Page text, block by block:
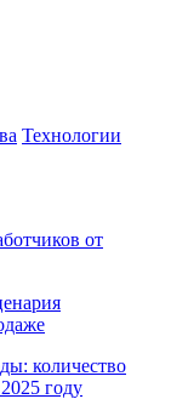
Технологии
от
количество
году